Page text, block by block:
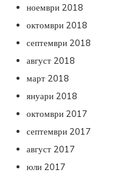
ноември 2018
октомври 2018
септември 2018
август 2018
март 2018
януари 2018
октомври 2017
септември 2017
август 2017
юли 2017